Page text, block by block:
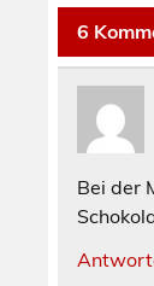
6
Bei der